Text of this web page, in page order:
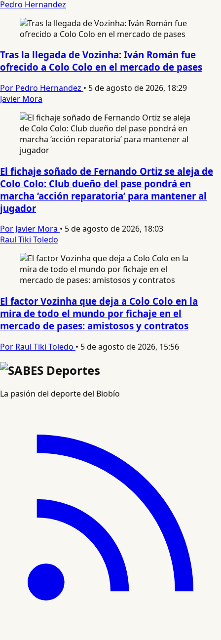
Pedro Hernandez
Tras la llegada de Vozinha: Iván Román fue
ofrecido a Colo Colo en el mercado de pases
Por Pedro Hernandez • 5 de agosto de 2026, 18:29
Javier Mora
El fichaje soñado de Fernando Ortiz se aleja de
Colo Colo: Club dueño del pase pondrá en
marcha ‘acción reparatoria’ para mantener al
jugador
Por Javier Mora • 5 de agosto de 2026, 18:03
Raul Tiki Toledo
El factor Vozinha que deja a Colo Colo en la
mira de todo el mundo por fichaje en el
mercado de pases: amistosos y contratos
Por Raul Tiki Toledo • 5 de agosto de 2026, 15:56
La pasión del deporte del Biobío